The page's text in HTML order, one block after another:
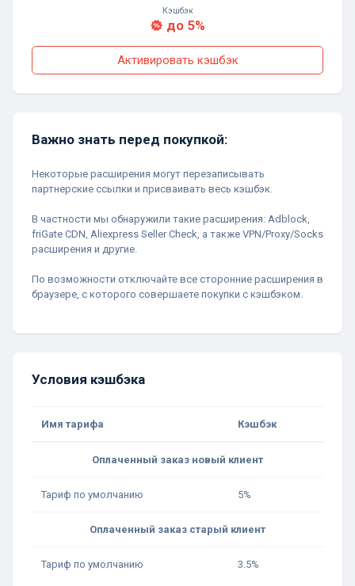
Кэшбэк
до 5%
Активировать кэшбэк
Важно знать перед покупкой:
Некоторые расширения могут перезаписывать
партнерские ссылки и присваивать весь кэшбэк.
В частности мы обнаружили такие расширения: Adblock,
friGate CDN, Aliexpress Seller Check, а также VPN/Proxy/Socks
расширения и другие.
По возможности отключайте все сторонние расширения в
браузере, с которого совершаете покупки с кэшбэком.
Условия кэшбэка
Имя тарифа Кэшбэк
Оплаченный заказ новый клиент
Тариф по умолчанию 5%
Оплаченный заказ старый клиент
Тариф по умолчанию 3.5%